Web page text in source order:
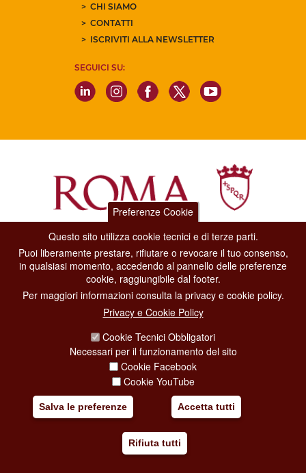
CHI SIAMO
CONTATTI
ISCRIVITI ALLA NEWSLETTER
SEGUICI SU:
Dipartimento Grandi Eventi, Sport, Turismo e Moda.
Via di San Basilio, 51
00187 Roma
CONTACT CENTER TEL. 06 06 08
CONTATTA LA REDAZIONE
SOCIAL MEDIA POLICY
COPYRIGHT
Preferenze Cookie
Questo sito utilizza cookie tecnici e di terze parti.
Puoi liberamente prestare, rifiutare o revocare il tuo consenso,
in qualsiasi momento, accedendo al pannello delle preferenze
cookie, raggiungibile dal footer.
Per maggiori informazioni consulta la privacy e cookie policy.
Privacy e Cookie Policy
Cookie Tecnici Obbligatori
Necessari per il funzionamento del sito
Cookie Facebook
Cookie YouTube
Salva le preferenze Accetta tutti
Rifiuta tutti